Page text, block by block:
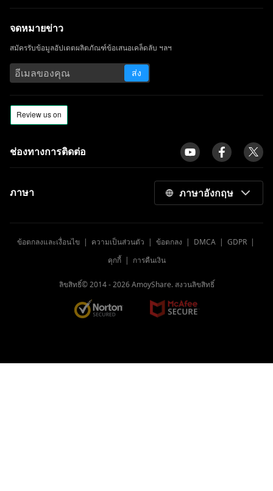
จดหมายข่าว
สมัครรับข้อมูลอัปเดตผลิตภัณฑ์ข้อเสนอเคล็ดลับ ฯลฯ
ส่ง
ช่องทางการติดต่อ
ภาษา ภาษาอังกฤษ
ข้อตกลงและเงื่อนไข | ความเป็นส่วนตัว | ข้อตกลง | DMCA| GDPR|
คุกกี้| การคืนเงิน
ลิขสิทธิ์© 2014 -2026AmoyShare. สงวนลิขสิทธิ์